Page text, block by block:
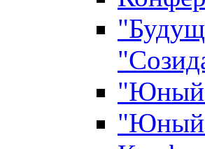
"Юный
"Юный